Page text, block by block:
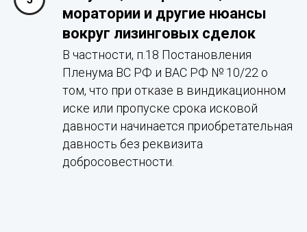
моратории и другие нюансы
вокруг лизинговых сделок
В частности, п.18 Постановления
Пленума ВС РФ и ВАС РФ № 10/22 о
том, что при отказе в виндикационном
иске или пропуске срока исковой
давности начинается приобретательная
давность без реквизита
добросовестности.